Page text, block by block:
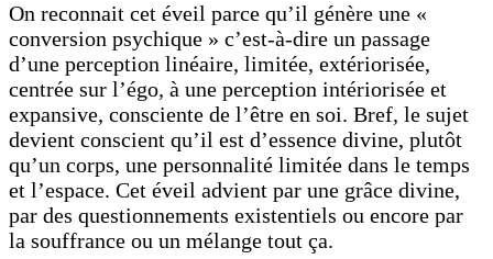
On reconnait cet éveil parce qu’il génère une «
conversion psychique » c’est-à-dire un passage
d’une perception linéaire, limitée, extériorisée,
centrée sur l’égo, à une perception intériorisée et
expansive, consciente de l’être en soi. Bref, le sujet
devient conscient qu’il est d’essence divine, plutôt
qu’un corps, une personnalité limitée dans le temps
et l’espace. Cet éveil advient par une grâce divine,
par des questionnements existentiels ou encore par
la souffrance ou un mélange tout ça.